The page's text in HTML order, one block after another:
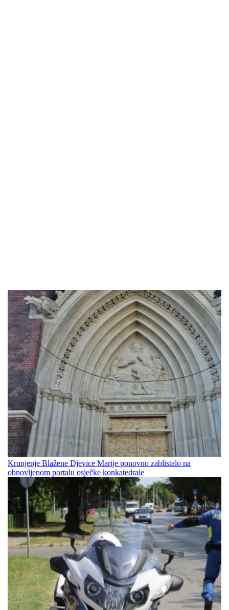
Krunjenje Blažene Djevice Marije ponovno zablistalo na
obnovljenom portalu osječke konkatedrale